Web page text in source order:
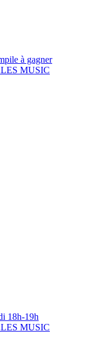
à gagner
MUSIC
18h-19h
MUSIC